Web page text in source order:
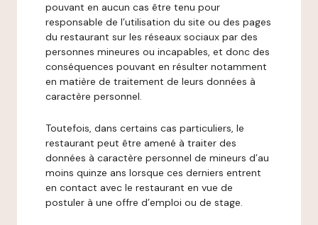
pouvant en aucun cas être tenu pour
responsable de l’utilisation du site ou des pages
du restaurant sur les réseaux sociaux par des
personnes mineures ou incapables, et donc des
conséquences pouvant en résulter notamment
en matière de traitement de leurs données à
caractère personnel.
Toutefois, dans certains cas particuliers, le
restaurant peut être amené à traiter des
données à caractère personnel de mineurs d’au
moins quinze ans lorsque ces derniers entrent
en contact avec le restaurant en vue de
postuler à une offre d’emploi ou de stage.